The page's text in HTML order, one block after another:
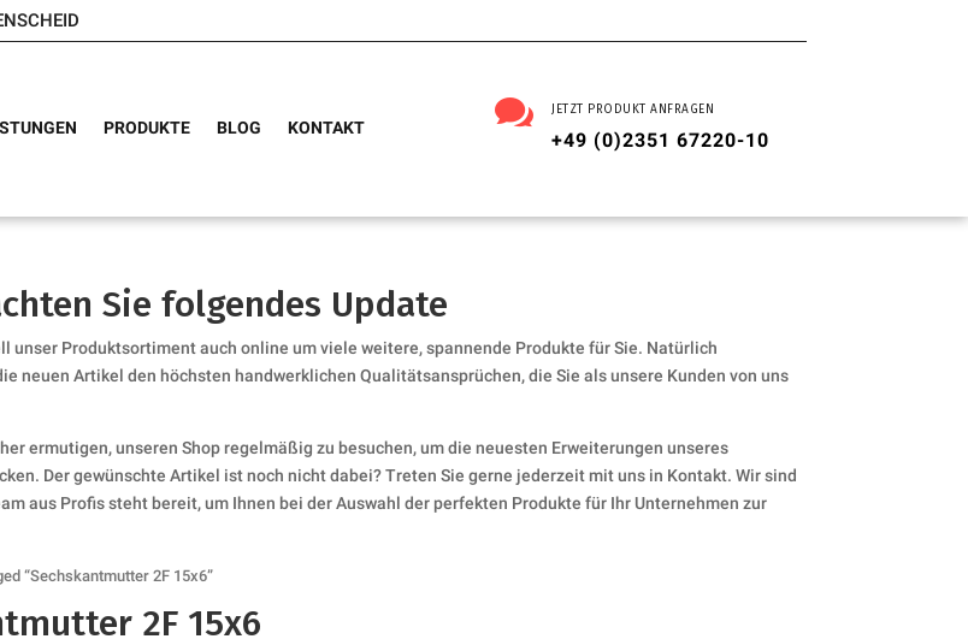
PRODUKTE BLOG KONTAKT  JETZT PRODUKT ANFRAGEN
+49 (0)2351 67220-10
Sie folgendes Update
unser Produktsortiment auch online um viele weitere, spannende Produkte für Sie. Natürlich
neuen Artikel den höchsten handwerklichen Qualitätsansprüchen, die Sie als unsere Kunden von uns
ermutigen, unseren Shop regelmäßig zu besuchen, um die neuesten Erweiterungen unseres
Der gewünschte Artikel ist noch nicht dabei? Treten Sie gerne jederzeit mit uns in Kontakt. Wir sind
aus Profis steht bereit, um Ihnen bei der Auswahl der perfekten Produkte für Ihr Unternehmen zur
“Sechskantmutter 2F 15x6”
2F 15x6